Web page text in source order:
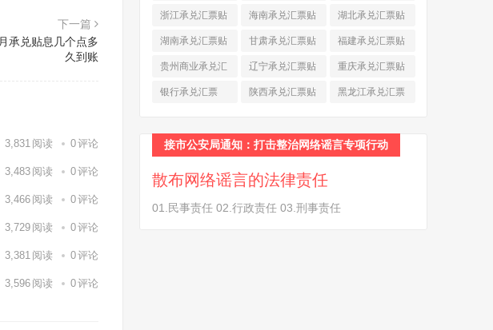
下一篇
承兑贴息几个点多
久到账
3,831 阅读 0评论
3,483 阅读 0评论
3,466 阅读 0评论
3,729 阅读 0评论
3,381 阅读 0评论
3,596 阅读 0评论
现(366)
现(374)
(518)
浙江承兑汇票贴
现(691)
海南承兑汇票贴
现(145)
湖北承兑汇票贴
现(587)
湖南承兑汇票贴
现(453)
甘肃承兑汇票贴
现(194)
福建承兑汇票贴
现(945)
贵州商业承兑汇
票(284)
辽宁承兑汇票贴
现(344)
重庆承兑汇票贴
现(232)
银行承兑汇票
陕西承兑汇票贴
黑龙江承兑汇票
接市公安局通知：打击整治网络谣言专项行动
散布网络谣言的法律责任
01.民事责任 02.行政责任 03.刑事责任